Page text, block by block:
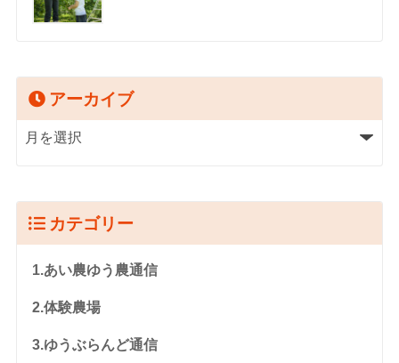
アーカイブ
カテゴリー
1.あい農ゆう農通信
2.体験農場
3.ゆうぶらんど通信